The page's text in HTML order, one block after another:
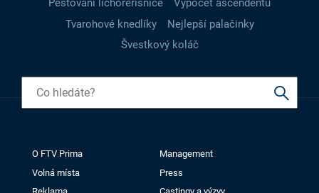
Pěstování lichořeřišnice
Výpočet ascendentu
Tvarohové knedlíky
Nejlepší palačinky
Švestkový koláč
O FTV Prima
Management
Volná místa
Press